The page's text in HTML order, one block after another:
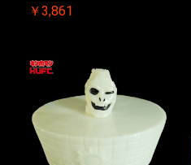
￥3,861